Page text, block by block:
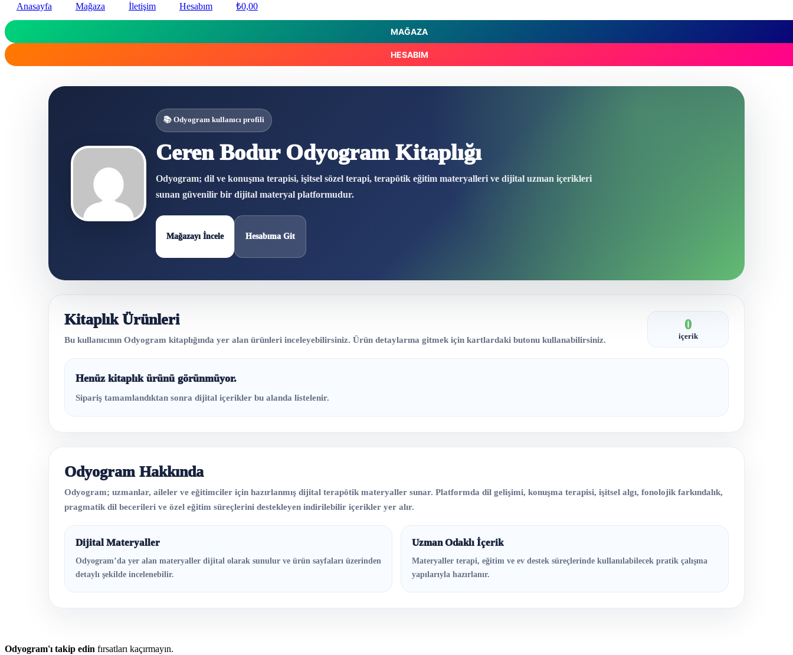
Anasayfa Mağaza İletişim Hesabım ₺0,00
MAĞAZA
HESABIM
📚 Odyogram kullanıcı profili
Ceren Bodur Odyogram Kitaplığı
Odyogram; dil ve konuşma terapisi, işitsel sözel terapi, terapötik eğitim materyalleri ve dijital uzman içerikleri
sunan güvenilir bir dijital materyal platformudur.
Mağazayı İncele Hesabıma Git
Kitaplık Ürünleri
Bu kullanıcının Odyogram kitaplığında yer alan ürünleri inceleyebilirsiniz. Ürün detaylarına gitmek için kartlardaki butonu kullanabilirsiniz.
0
içerik
Henüz kitaplık ürünü görünmüyor.
Sipariş tamamlandıktan sonra dijital içerikler bu alanda listelenir.
Odyogram Hakkında
Odyogram; uzmanlar, aileler ve eğitimciler için hazırlanmış dijital terapötik materyaller sunar. Platformda dil gelişimi, konuşma terapisi, işitsel algı, fonolojik farkındalık,
pragmatik dil becerileri ve özel eğitim süreçlerini destekleyen indirilebilir içerikler yer alır.
Dijital Materyaller
Odyogram’da yer alan materyaller dijital olarak sunulur ve ürün sayfaları üzerinden
detaylı şekilde incelenebilir.
Uzman Odaklı İçerik
Materyaller terapi, eğitim ve ev destek süreçlerinde kullanılabilecek pratik çalışma
yapılarıyla hazırlanır.
Odyogram'ı takip edin fırsatları kaçırmayın.